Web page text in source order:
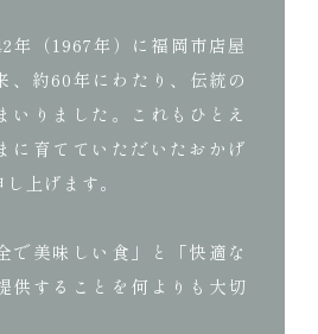
年（1967年）に福岡市店屋
、約60年にわたり、伝統の
いりました。これもひとえ
に育てていただいたおかげ
上げます。
で美味しい食」と「快適な
供することを何よりも大切